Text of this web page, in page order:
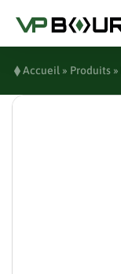
Accueil » Produits »